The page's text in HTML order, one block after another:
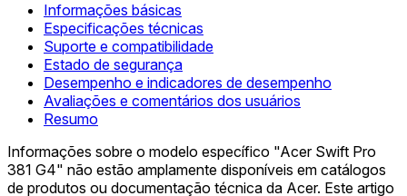
Informações básicas
Especificações técnicas
Suporte e compatibilidade
Estado de segurança
Desempenho e indicadores de desempenho
Avaliações e comentários dos usuários
Resumo
Informações sobre o modelo específico "Acer Swift Pro
381 G4" não estão amplamente disponíveis em catálogos
de produtos ou documentação técnica da Acer. Este artigo